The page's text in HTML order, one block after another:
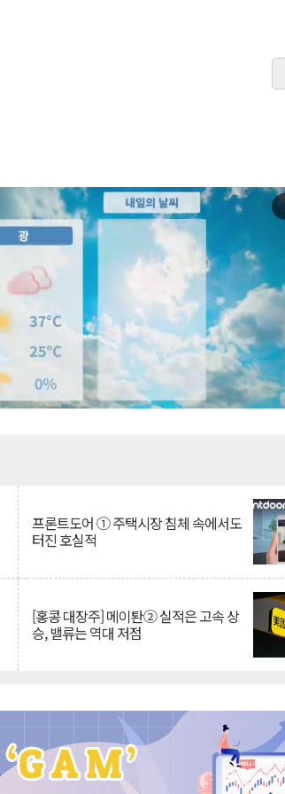
프론트도어 ① 주택시장 침체 속에서도
터진 호실적
[홍콩 대장주] 메이퇀② 실적은 고속 상
승, 밸류는 역대 저점